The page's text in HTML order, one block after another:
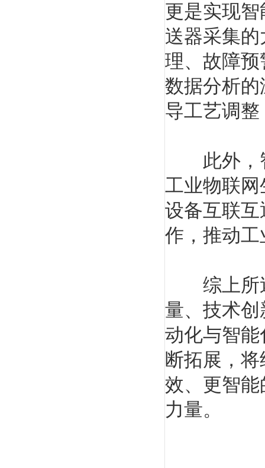
更是实现
送器采集
理、故障
数据分析
导工艺调
此外，智
工业物联
设备互联
作，推动
综上所述
量、技术
动化与智
断拓展，
效、更智
力量。